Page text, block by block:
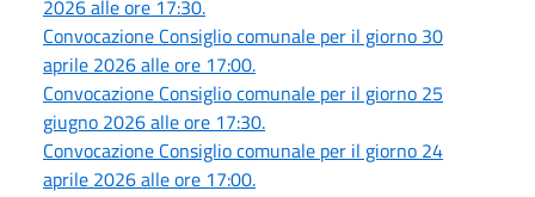
2026 alle ore 17:30.
Convocazione Consiglio comunale per il giorno 30
aprile 2026 alle ore 17:00.
Convocazione Consiglio comunale per il giorno 25
giugno 2026 alle ore 17:30.
Convocazione Consiglio comunale per il giorno 24
aprile 2026 alle ore 17:00.